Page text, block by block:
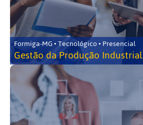
Formiga-MG • Tecnológico • Presencial
Gestão da Produção Industrial